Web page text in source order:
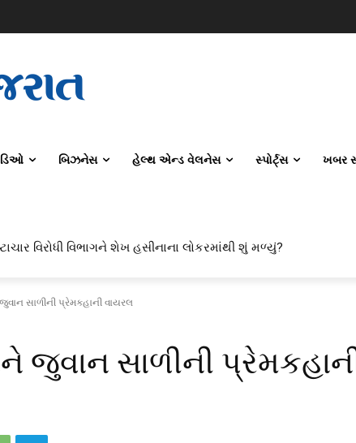
બિઝનેસ હેલ્થ એન્ડ વેલનેસ સ્પોર્ટ્સ ખબર
વિરોધી વિભાગને શેખ હસીનાના લોકરમાંથી શું મળ્યું?
સાળીની પ્રેમકહાની વાયરલ
સાળીની